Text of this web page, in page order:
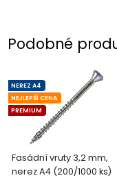
Podobné
Fasádní vruty 3,2 mm,
nerez A4 (200/1000 ks)
NEREZ A4
NEJLEPŠÍ CENA
PREMIUM